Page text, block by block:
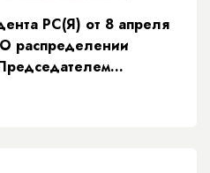
РС(Я) от 8 апреля
распределении
Саха (Якутия) и